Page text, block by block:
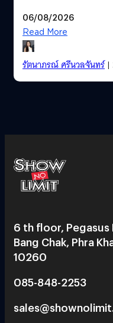
06/08/2026
Read More
รัตนาภรณ์ ศรีนวลจันทร์|
6 th floor, Pegasus
Bang Chak, Phra
10260
085-848-2253